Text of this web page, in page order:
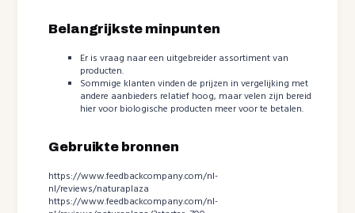
Belangrijkste minpunten
Er is vraag naar een uitgebreider assortiment van
producten.
Sommige klanten vinden de prijzen in vergelijking met
andere aanbieders relatief hoog, maar velen zijn bereid
hier voor biologische producten meer voor te betalen.
Gebruikte bronnen
https://www.feedbackcompany.com/nl-
nl/reviews/naturaplaza
https://www.feedbackcompany.com/nl-